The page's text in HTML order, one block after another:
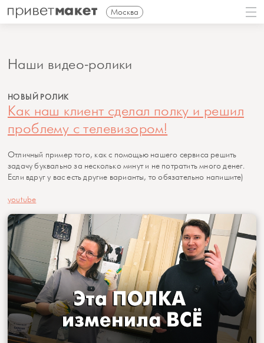
Москва
Наши видео-ролики
НОВЫЙ РОЛИК
Как наш клиент сделал полку и решил
проблему с телевизором!
Отличный пример того, как с помощью нашего сервиса решить
задачу буквально за несколько минут и не потратить много денег.
Если вдруг у вас есть другие варианты, то обязательно напишите)
youtube